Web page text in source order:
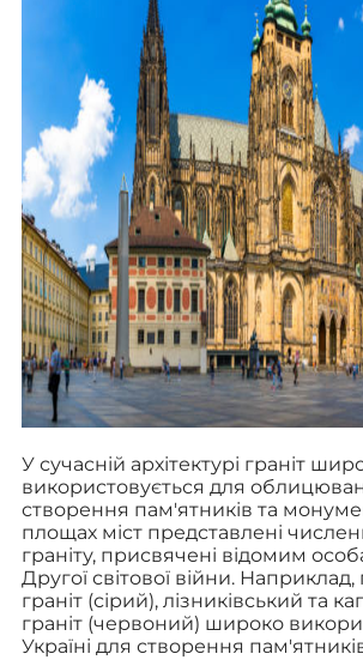
У сучасній архітектурі граніт
використовується для
створення пам'ятників та
площах міст представлені
граніту, присвячені відомим
Другої світової війни. Наприклад,
граніт (сірий), лізниківський та
граніт (червоний) широко
Україні для створення